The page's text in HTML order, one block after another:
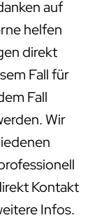
auf
helfen
direkt
Fall für
Fall
Wir
Kontakt
Infos.